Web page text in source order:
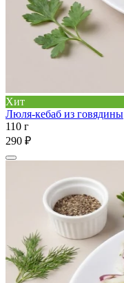
Хит
Люля-кебаб из говядины
110 г
290 ₽